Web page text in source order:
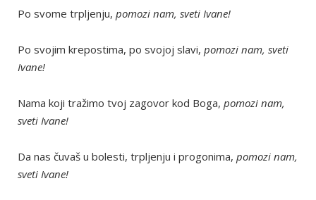
Po svome trpljenju, pomozi nam, sveti Ivane!
Po svojim krepostima, po svojoj slavi, pomozi nam, sveti
Ivane!
Nama koji tražimo tvoj zagovor kod Boga, pomozi nam,
sveti Ivane!
Da nas čuvaš u bolesti, trpljenju i progonima, pomozi nam,
sveti Ivane!